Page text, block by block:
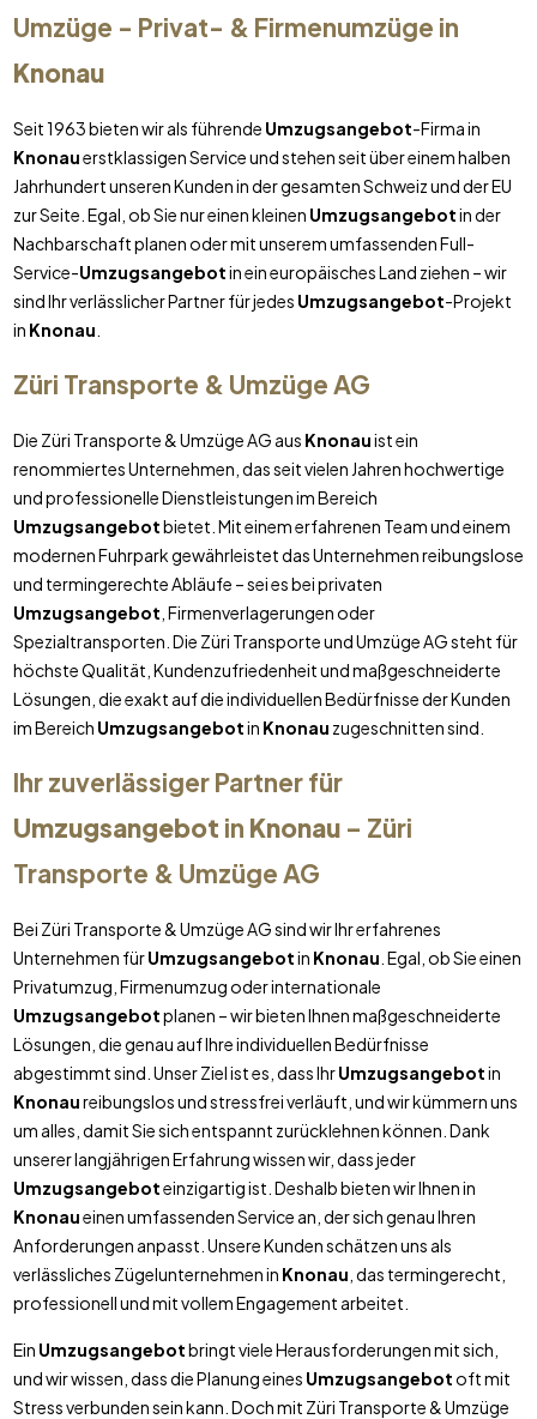
Umzüge - Privat- & Firmenumzüge in
Knonau
Seit 1963 bieten wir als führende Umzugsangebot-Firma in
Knonauerstklassigen Service und stehen seit über einem halben
Jahrhundert unseren Kunden in der gesamten Schweiz und der EU
zur Seite. Egal, ob Sie nur einen kleinen Umzugsangebotin der
Nachbarschaft planen oder mit unserem umfassenden Full-
Service-Umzugsangebotin ein europäisches Land ziehen – wir
sind Ihr verlässlicher Partner für jedes Umzugsangebot-Projekt
in Knonau
Züri Transporte & Umzüge AG
Die Züri Transporte & Umzüge AG aus Knonauist ein
renommiertes Unternehmen, das seit vielen Jahren hochwertige
und professionelle Dienstleistungen im Bereich
Umzugsangebotbietet. Mit einem erfahrenen Team und einem
modernen Fuhrpark gewährleistet das Unternehmen reibungslose
und termingerechte Abläufe – sei es bei privaten
Umzugsangebot , Firmenverlagerungen oder
Spezialtransporten. Die Züri Transporte und Umzüge AG steht für
höchste Qualität, Kundenzufriedenheit und maßgeschneiderte
Lösungen, die exakt auf die individuellen Bedürfnisse der Kunden
im Bereich Umzugsangebotin Knonau zugeschnitten sind.
Ihr zuverlässiger Partner für
Umzugsangebot in Knonau– Züri
Transporte & Umzüge AG
Bei Züri Transporte & Umzüge AG sind wir Ihr erfahrenes
Unternehmen fürUmzugsangebotin Knonau . Egal, ob Sie einen
Privatumzug, Firmenumzug oder internationale
Umzugsangebotplanen – wir bieten Ihnen maßgeschneiderte
Lösungen, die genau auf Ihre individuellen Bedürfnisse
abgestimmt sind. Unser Ziel ist es, dass IhrUmzugsangebotin
Knonaureibungslos und stressfrei verläuft, und wir kümmern uns
um alles, damit Sie sich entspannt zurücklehnen können. Dank
unserer langjährigen Erfahrung wissen wir, dass jeder
Umzugsangeboteinzigartig ist. Deshalb bieten wir Ihnen in
Knonaueinen umfassenden Service an, der sich genau Ihren
Anforderungen anpasst. Unsere Kunden schätzen uns als
verlässliches Zügelunternehmen in Knonau , das termingerecht,
professionell und mit vollem Engagement arbeitet.
Ein Umzugsangebotbringt viele Herausforderungen mit sich,
und wir wissen, dass die Planung eines Umzugsangebotoft mit
Stress verbunden sein kann. Doch mit Züri Transporte & Umzüge